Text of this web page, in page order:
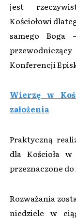
jest
Kościołowi
samego Boga
Konferencji
Wierzę w
założenia
Praktyczną
dla Kościoła
przeznaczone
Rozważania
niedziele w